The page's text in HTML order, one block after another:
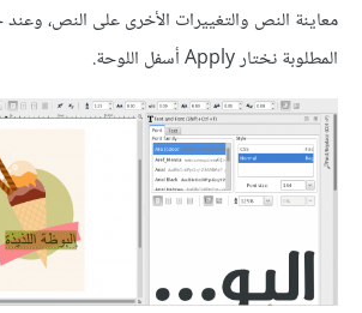
معاينة النص والتغييرات الأخرى على النص،
المطلوبة نختار Apply أسفل اللوحة.